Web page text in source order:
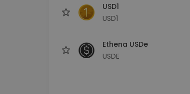
USD1
USD1
Ethena USDe
USDE